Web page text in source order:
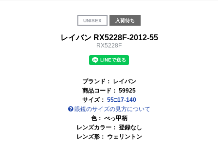
UNISEX 入荷待ち
レイバン RX5228F-2012-55
RX5228F
ブランド：
レイバン
商品コード： 59925
サイズ： 55□17-140
眼鏡のサイズの見方について
色： べっ甲柄
レンズカラー： 登録なし
レンズ形： ウェリントン